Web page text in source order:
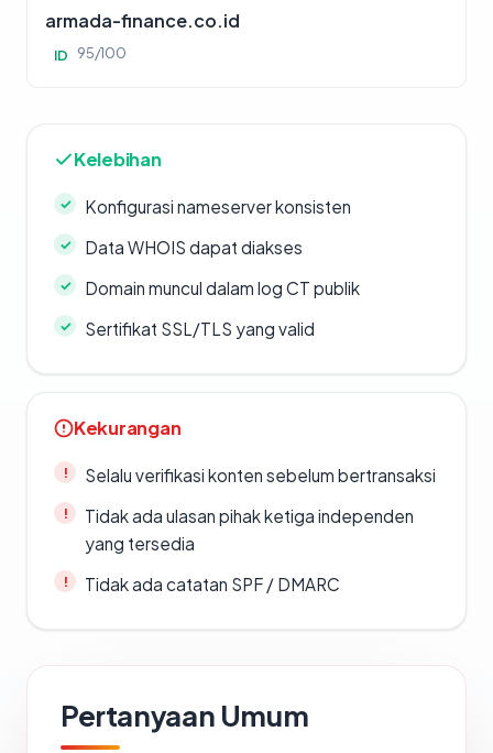
armada-finance.co.id
ID 95/100
Kelebihan
Konfigurasi nameserver konsisten
Data WHOIS dapat diakses
Domain muncul dalam log CT publik
Sertifikat SSL/TLS yang valid
Kekurangan
Selalu verifikasi konten sebelum bertransaksi
Tidak ada ulasan pihak ketiga independen
yang tersedia
Tidak ada catatan SPF / DMARC
Pertanyaan Umum